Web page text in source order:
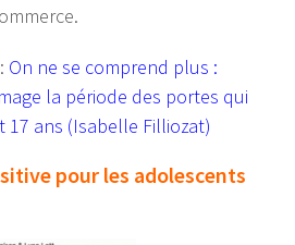
On ne se comprend plus :
la période des portes qui
ans (Isabelle Filliozat)
pour les adolescents